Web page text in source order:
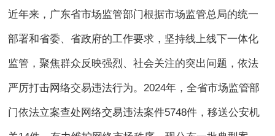
近年来，广东省市场监管部门根据市场监管总局的统一
部署和省委、省政府的工作要求，坚持线上线下一体化
监管，聚焦群众反映强烈、社会关注的突出问题，依法
严厉打击网络交易违法行为。2024年，全省市场监管部
门依法立案查处网络交易违法案件5748件，移送公安机